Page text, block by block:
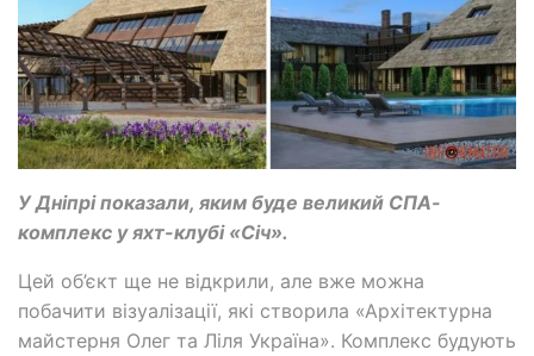
У Дніпрі показали, яким буде великий СПА-
комплекс у яхт-клубі «Січ».
Цей об’єкт ще не відкрили, але вже можна
побачити візуалізації, які створила «Архітектурна
майстерня Олег та Ліля Україна». Комплекс будують